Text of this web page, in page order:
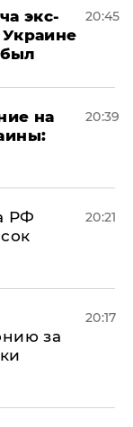
экс-
20:45
на
20:39
РФ
20:21
за
20:17